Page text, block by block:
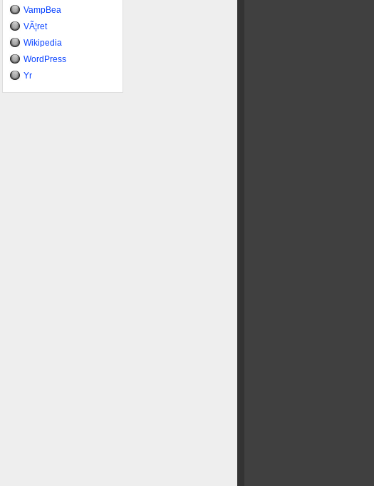
VampBea
VÃ¦ret
Wikipedia
WordPress
Yr